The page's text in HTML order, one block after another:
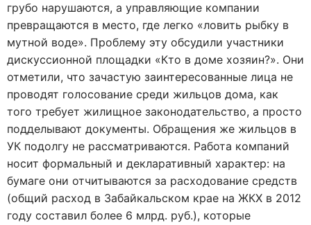
грубо нарушаются, а управляющие компании
превращаются в место, где легко «ловить рыбку в
мутной воде». Проблему эту обсудили участники
дискуссионной площадки «Кто в доме хозяин?». Они
отметили, что зачастую заинтересованные лица не
проводят голосование среди жильцов дома, как
того требует жилищное законодательство, а просто
подделывают документы. Обращения же жильцов в
УК подолгу не рассматриваются. Работа компаний
носит формальный и декларативный характер: на
бумаге они отчитываются за расходование средств
(общий расход в Забайкальском крае на ЖКХ в 2012
году составил более 6 млрд. руб.), которые